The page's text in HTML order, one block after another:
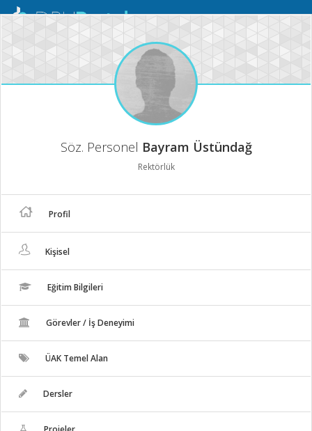
Mobil
Söz. Personel Bayram Üstündağ
Rektörlük
Profil
Kişisel
Eğitim Bilgileri
Görevler / İş Deneyimi
ÜAK Temel Alan
Dersler